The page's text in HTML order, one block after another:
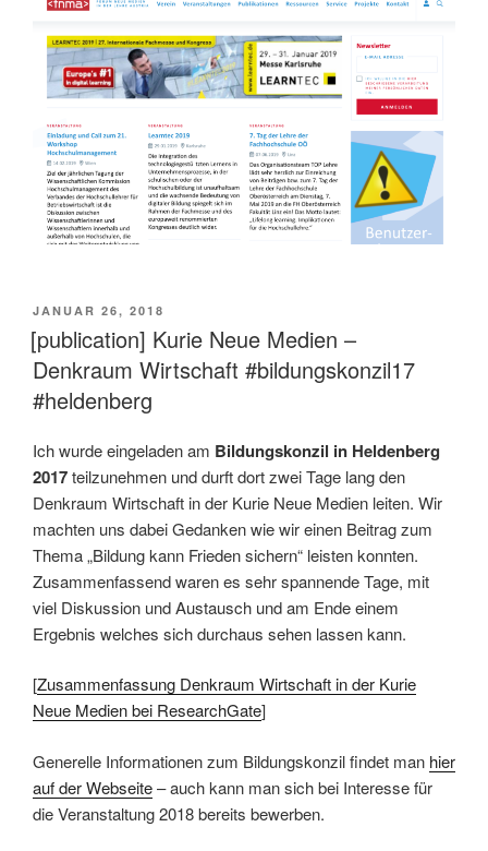
VERÖFFENTLICHT
AM
JANUAR 26, 2018
[publication] Kurie Neue Medien –
Denkraum Wirtschaft #bildungskonzil17
#heldenberg
Ich wurde eingeladen am Bildungskonzil in Heldenberg
2017teilzunehmen und durft dort zwei Tage lang den
Denkraum Wirtschaft in der Kurie Neue Medien leiten. Wir
machten uns dabei Gedanken wie wir einen Beitrag zum
Thema „Bildung kann Frieden sichern“ leisten konnten.
Zusammenfassend waren es sehr spannende Tage, mit
viel Diskussion und Austausch und am Ende einem
Ergebnis welches sich durchaus sehen lassen kann.
[Zusammenfassung Denkraum Wirtschaft in der Kurie
Neue Medien bei ResearchGate]
Generelle Informationen zum Bildungskonzil findet man hier
auf der Webseite– auch kann man sich bei Interesse für
die Veranstaltung 2018 bereits bewerben.